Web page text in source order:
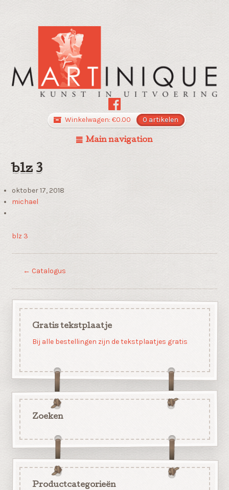
Winkelwagen: €0.00 0 artikelen
Main navigation
blz 3
oktober 17, 2018
michael
blz 3
← Catalogus
Gratis tekstplaatje
Bij alle bestellingen zijn de tekstplaatjes gratis
Zoeken
Productcategorieën